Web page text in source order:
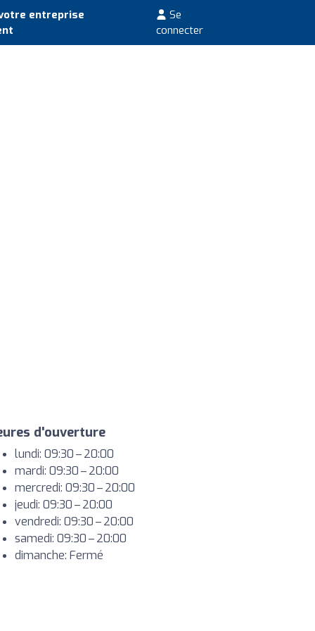
entreprise
Se
connecter
d'ouverture
lundi: 09:30 – 20:00
mardi: 09:30 – 20:00
mercredi: 09:30 – 20:00
jeudi: 09:30 – 20:00
vendredi: 09:30 – 20:00
samedi: 09:30 – 20:00
dimanche: Fermé